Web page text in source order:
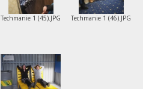
Techmanie 1 (45).JPG Techmanie 1 (46).JPG